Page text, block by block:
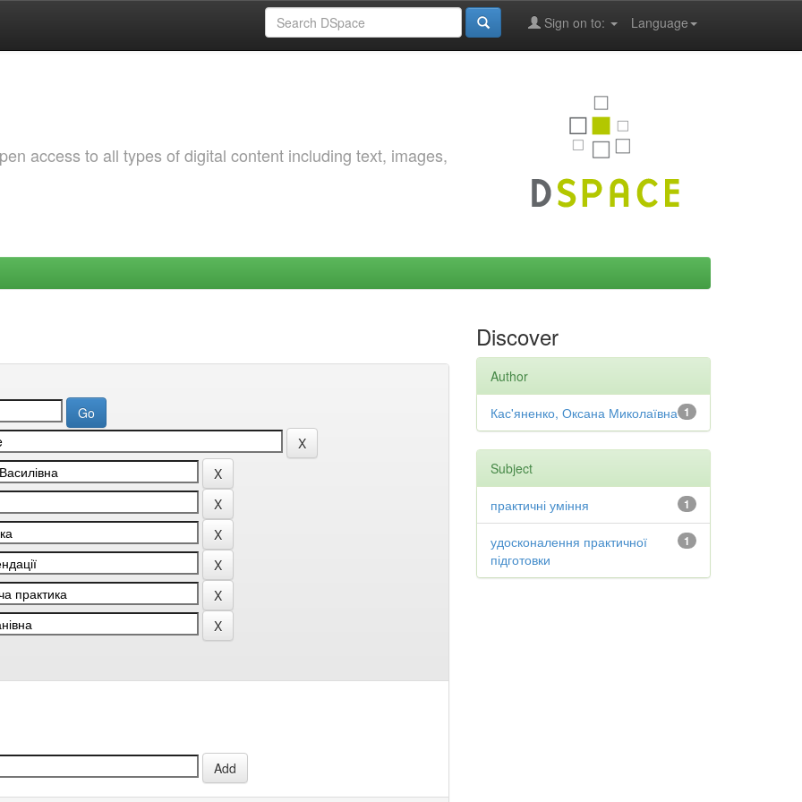
Language
Sign on to:
access to all types of digital content including text, images,
Discover
Author
1
Кас'яненко, Оксана Миколаївна
Subject
1
практичні уміння
1
удосконалення практичної
підготовки